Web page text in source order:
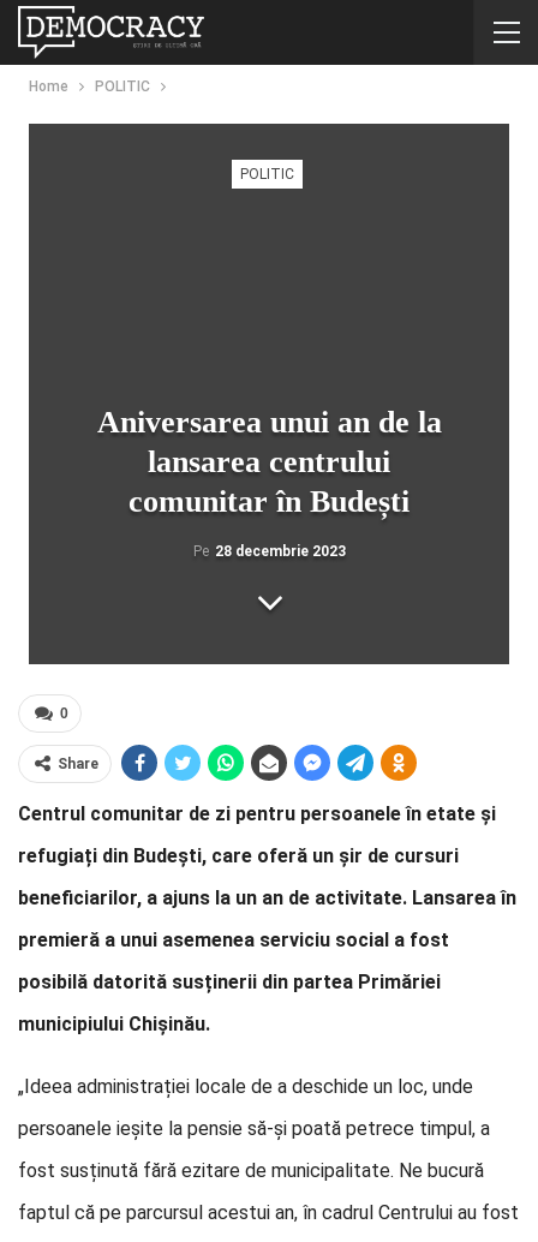
Home POLITIC
POLITIC
Aniversarea unui an de la
lansarea centrului
comunitar în Budești
Pe 28 decembrie 2023
0
Share
Centrul comunitar de zi pentru persoanele în etate și
refugiați din Budești, care oferă un șir de cursuri
beneficiarilor, a ajuns la un an de activitate. Lansarea în
premieră a unui asemenea serviciu social a fost
posibilă datorită susținerii din partea Primăriei
municipiului Chișinău.
„Ideea administrației locale de a deschide un loc, unde
persoanele ieșite la pensie să-și poată petrece timpul, a
fost susținută fără ezitare de municipalitate. Ne bucură
faptul că pe parcursul acestui an, în cadrul Centrului au fost